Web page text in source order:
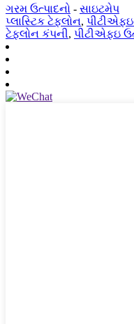
ગરમ ઉત્પાદનો - સાઇટમેપ
પ્લાસ્ટિક ટેફલોન,
ટેફલોન કંપની, પીટીએફઇ